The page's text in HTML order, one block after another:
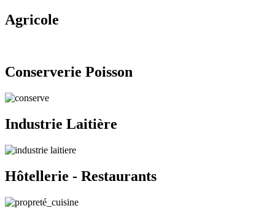
Agricole
Conserverie Poisson
Industrie Laitière
Hôtellerie - Restaurants